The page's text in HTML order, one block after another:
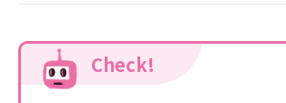
Check!